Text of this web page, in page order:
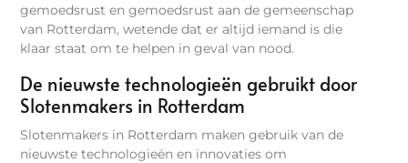
gemoedsrust en gemoedsrust aan de gemeenschap
van Rotterdam, wetende dat er altijd iemand is die
klaar staat om te helpen in geval van nood.
De nieuwste technologieën gebruikt door
Slotenmakers in Rotterdam
Slotenmakers in Rotterdam maken gebruik van de
nieuwste technologieën en innovaties om